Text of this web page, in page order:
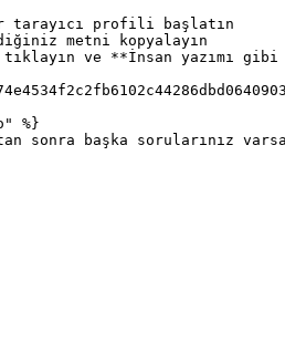
tarayıcı profili başlatın
metni kopyalayın
tıklayın ve **İnsan yazımı
%}
sonra başka sorularınız